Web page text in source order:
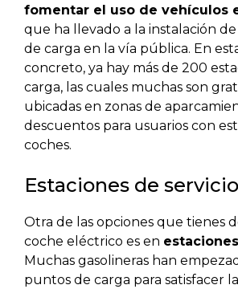
fomentar el uso de vehículos
que ha llevado a la instalación de
de carga en la vía pública. En
concreto, ya hay más de 200
carga, las cuales muchas son
ubicadas en zonas de
descuentos para usuarios con
coches.
Estaciones de servicio
Otra de las opciones que tienes
coche eléctrico es en
Muchas gasolineras han
puntos de carga para satisfacer